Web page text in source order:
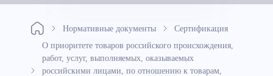
Нормативные документы
Сертификация
О приоритете товаров российского происхождения,
работ, услуг, выполняемых, оказываемых
российскими лицами, по отношению к товарам,